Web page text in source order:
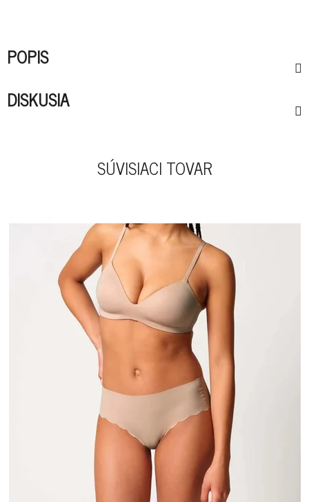
POPIS
DISKUSIA
SÚVISIACI TOVAR